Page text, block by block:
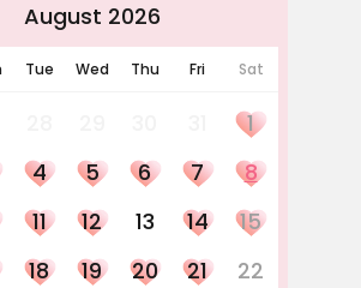
August 2026
Tue Wed Thu Fri Sat
1
4 5 6 7
8
11 12 13 14
15
18 19 20 21
22